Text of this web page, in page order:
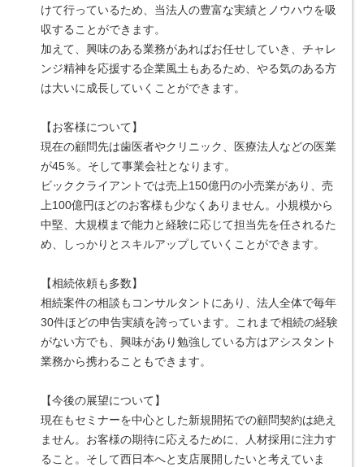
けて行っているため、当法人の豊富な実績とノウハウを吸
収することができます。
加えて、興味のある業務があればお任せしていき、チャレ
ンジ精神を応援する企業風土もあるため、やる気のある方
は大いに成長していくことができます。
【お客様について】
現在の顧問先は歯医者やクリニック、医療法人などの医業
が45％。そして事業会社となります。
ビッククライアントでは売上150億円の小売業があり、売
上100億円ほどのお客様も少なくありません。小規模から
中堅、大規模まで能力と経験に応じて担当先を任されるた
め、しっかりとスキルアップしていくことができます。
【相続依頼も多数】
相続案件の相談もコンサルタントにあり、法人全体で毎年
30件ほどの申告実績を誇っています。これまで相続の経験
がない方でも、興味があり勉強している方はアシスタント
業務から携わることもできます。
【今後の展望について】
現在もセミナーを中心とした新規開拓での顧問契約は絶え
ません。お客様の期待に応えるために、人材採用に注力す
ること。そして西日本へと支店展開したいと考えていま